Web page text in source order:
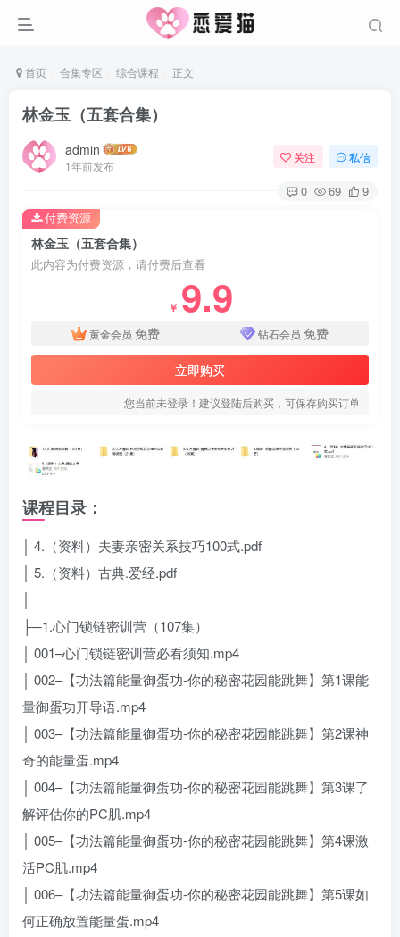
首页 合集专区 综合课程 正文
林金玉（五套合集）
admin
1年前发布
关注 私信
0 69 9
林金玉（五套合集）
此内容为付费资源，请付费后查看
￥ 9.9
黄金会员 免费 钻石会员 免费
立即购买
您当前未登录！建议登陆后购买，可保存购买订单
付费资源
课程目录：
│ 4.（资料）夫妻亲密关系技巧100式.pdf
│ 5.（资料）古典.爱经.pdf
├─1.心门锁链密训营（107集）
│ 001–心门锁链密训营必看须知.mp4
│ 002–【功法篇能量御蛋功-你的秘密花园能跳舞】第1课能
量御蛋功开导语.mp4
│ 003–【功法篇能量御蛋功-你的秘密花园能跳舞】第2课神
奇的能量蛋.mp4
│ 004–【功法篇能量御蛋功-你的秘密花园能跳舞】第3课了
解评估你的PC肌.mp4
│ 005–【功法篇能量御蛋功-你的秘密花园能跳舞】第4课激
活PC肌.mp4
│ 006–【功法篇能量御蛋功-你的秘密花园能跳舞】第5课如
何正确放置能量蛋.mp4